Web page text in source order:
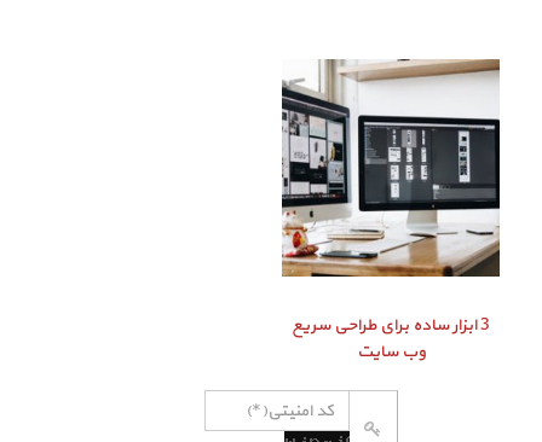
3 ابزار ساده برای طراحی سریع
وب سایت